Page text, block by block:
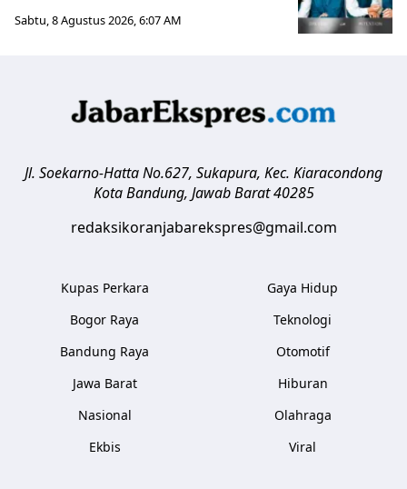
Sabtu, 8 Agustus 2026, 6:07 AM
Jl. Soekarno-Hatta No.627, Sukapura, Kec. Kiaracondong
Kota Bandung, Jawab Barat 40285
redaksikoranjabarekspres@gmail.com
Kupas Perkara
Bogor Raya
Bandung Raya
Jawa Barat
Nasional
Ekbis
Gaya Hidup
Teknologi
Otomotif
Hiburan
Olahraga
Viral